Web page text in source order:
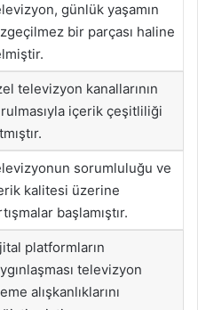
günlük yaşamın
bir parçası haline
televizyon kanallarının
içerik çeşitliliği
sorumluluğu ve
kalitesi üzerine
başlamıştır.
platformların
televizyon
alışkanlıklarını